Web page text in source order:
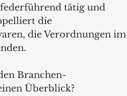
tätig und
die
die Verordnungen im
Branchen-
Überblick?